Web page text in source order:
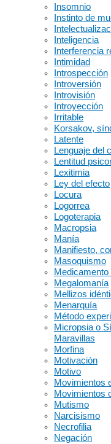
Insomnio
Instinto de
Inteligencia
Interferencia
Intimidad
Introspección
Introversión
Introvisión
Introyección
Irritable
Korsakov,
Latente
Lenguaje del
Lentitud
Lexitimia
Ley del efecto
Locura
Logorrea
Logoterapia
Macropsia
Manía
Manifiesto,
Masoquismo
Megalomanía
Mellizos
Menarquía
Método
Micropsia o
Maravillas
Morfina
Motivación
Motivo
Movimientos
Movimientos
Mutismo
Narcisismo
Necrofilia
Negación